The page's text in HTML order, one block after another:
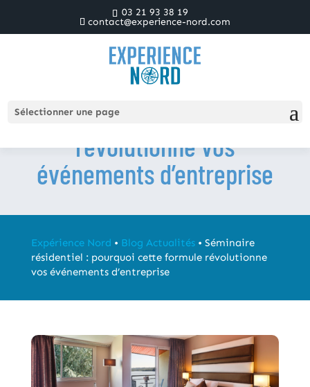
03 21 93 38 19
contact@experience-nord.com
Sélectionner une page
Séminaire résidentiel :
pourquoi cette formule
révolutionne vos
événements d’entreprise
Expérience Nord • Blog Actualités• Séminaire
résidentiel : pourquoi cette formule révolutionne
vos événements d’entreprise